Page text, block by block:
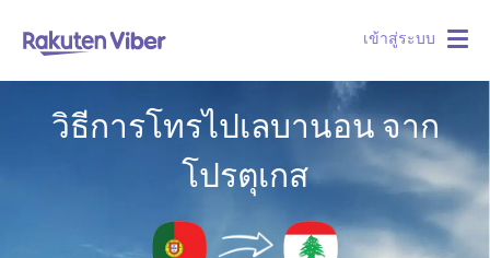
เข้าสู่ระบบ
วิธีการโทรไปเลบานอน จาก
โปรตุเกส